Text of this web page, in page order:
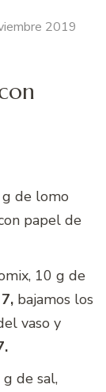
2019
de lomo
papel de
10 g de
bajamos los
vaso y
de sal,